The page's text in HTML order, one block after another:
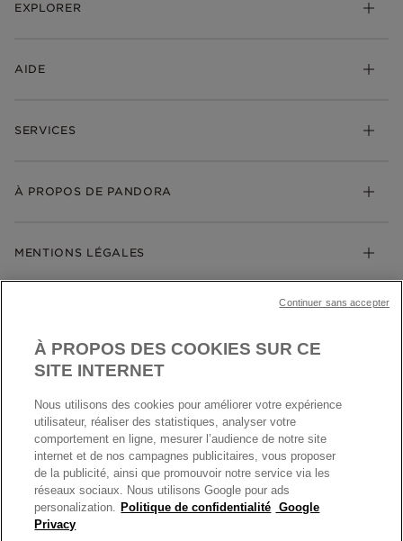
EXPLORER
Bijoux
Trouver une boutique
AIDE
Suivre ma commande
Échanges et retours
Prix en ligne et en boutique
Plan du site
SERVICES
Gravure
À PROPOS DE PANDORA
Carrières
MENTIONS LÉGALES
Politique des cookies
Politique de confidentialité
Conditions générales de vente
Conditions générales de vente Click & Collect
Plateforme ODR
Information sur le fabricant et l'importateur
Index égalité Femme/Homme
FRANCE
France
© TOUS DROITS RESERVES. 2026 Pandora
À PROPOS DES COOKIES SUR CE
SITE INTERNET
Nous utilisons des cookies pour améliorer votre expérience
utilisateur, réaliser des statistiques, analyser votre
comportement en ligne, mesurer l’audience de notre site
internet et de nos campagnes publicitaires, vous proposer
de la publicité, ainsi que promouvoir notre service via les
réseaux sociaux. Nous utilisons Google pour ads
personalization. Politique de confidentialité Google
Privacy
Continuer sans accepter